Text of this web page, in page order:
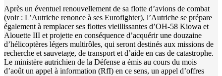
Après un éventuel renouvellement de sa flotte d’avions de combat
(voir : L’Autriche renonce à ses Eurofighter), l’Autriche se prépare
également à remplacer ses flottes vieillissantes d’OH-58 Kiowa et
Alouette III et projette en conséquence d’acquérir une douzaine
d’hélicoptères légers multirôles, qui seront destinés aux missions de
recherche et sauvetage, de transport et d’aide en cas de catastrophe.
Le ministère autrichien de la Défense a émis au cours du mois
d’août un appel à information (RfI) en ce sens, un appel d’offres